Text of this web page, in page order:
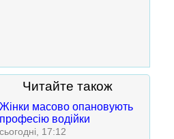
Читайте також
Жінки масово опановують
професію водійки
сьогодні, 17:12